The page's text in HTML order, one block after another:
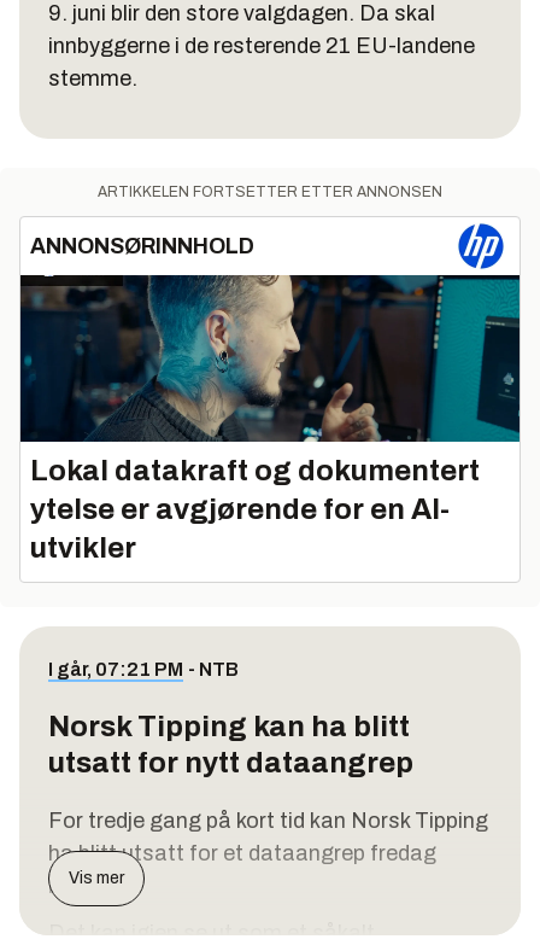
9. juni blir den store valgdagen. Da skal
innbyggerne i de resterende 21 EU-landene
stemme.
ARTIKKELEN FORTSETTER ETTER ANNONSEN
ANNONSØRINNHOLD
Lokal datakraft og dokumentert
ytelse er avgjørende for en AI-
utvikler
I går, 07:21 PM - NTB
Norsk Tipping kan ha blitt
utsatt for nytt dataangrep
For tredje gang på kort tid kan Norsk Tipping
ha blitt utsatt for et dataangrep fredag
kveld.
Det kan igjen se ut som et såkalt
Vis mer